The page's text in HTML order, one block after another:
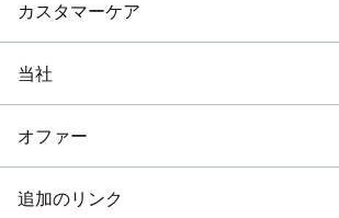
カスタマーケア
当社
オファー
追加のリンク